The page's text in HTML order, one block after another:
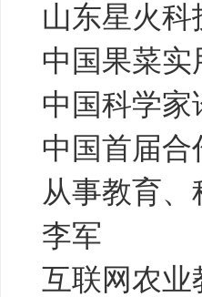
山东星火
中国果菜
中国科学家
中国首届合
从事教育
李军
互联网农业